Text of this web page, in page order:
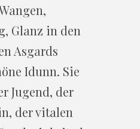
Glanz in den
Asgards
Idunn. Sie
Jugend, der
der vitalen